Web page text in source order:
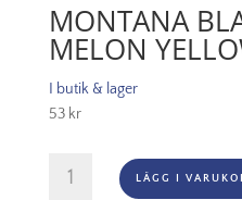
MONTANA
MELON
I butik & lager
53 kr
Montana
Black
LÄGG I